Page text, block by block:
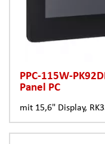
PPC-115W-
Panel PC
mit 15,6" Display,